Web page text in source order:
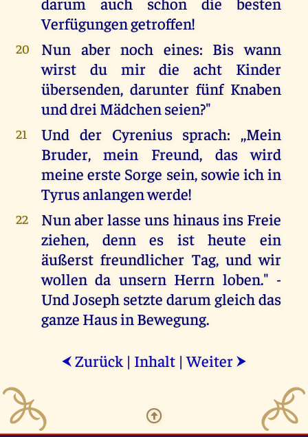
Verfügungen getroffen!
20
Nun aber noch eines: Bis wann
wirst du mir die acht Kinder
übersenden, darunter fünf Knaben
und drei Mädchen seien?"
21
Und der Cyrenius sprach: ,,Mein
Bruder, mein Freund, das wird
meine erste Sorge sein, sowie ich in
Tyrus anlangen werde!
22
Nun aber lasse uns hinaus ins Freie
ziehen, denn es ist heute ein
äußerst freundlicher Tag, und wir
wollen da unsern Herrn loben." -
Und Joseph setzte darum gleich das
ganze Haus in Bewegung.
⮜ Zurück | Inhalt |Weiter ⮞